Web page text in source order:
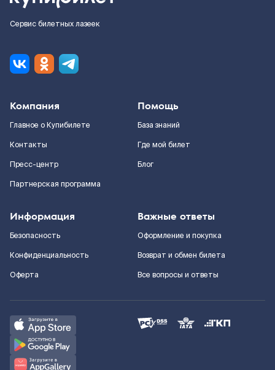
Сервис билетных лазеек
Компания
Главное о Купибилете
Контакты
Пресс-центр
Партнерская программа
Помощь
База знаний
Где мой билет
Блог
Информация
Безопасность
Конфиденциальность
Оферта
Важные ответы
Оформление и покупка
Возврат и обмен билета
Все вопросы и ответы